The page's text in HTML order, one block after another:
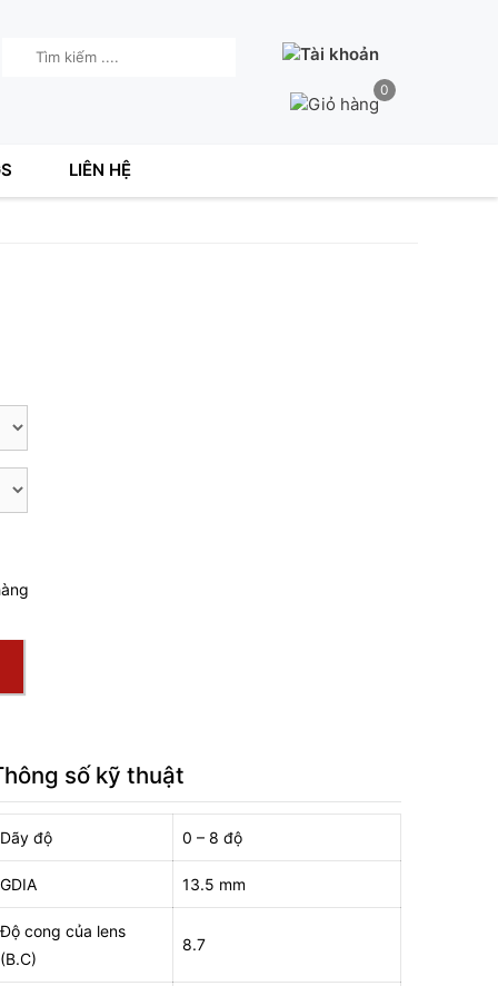
0
LIÊN HỆ
số kỹ thuật
Dãy độ 0 – 8 độ
GDIA 13.5 mm
Độ cong của lens
(B.C)
8.7